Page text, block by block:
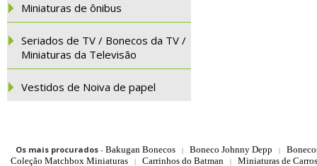
Miniaturas de ônibus
Seriados de TV / Bonecos da TV /
Miniaturas da Televisão
Vestidos de Noiva de papel
Os mais procurados- Bakugan Bonecos | Boneco Johnny Depp |
Coleção Matchbox Miniaturas
| Carrinhos do Batman | Miniaturas de